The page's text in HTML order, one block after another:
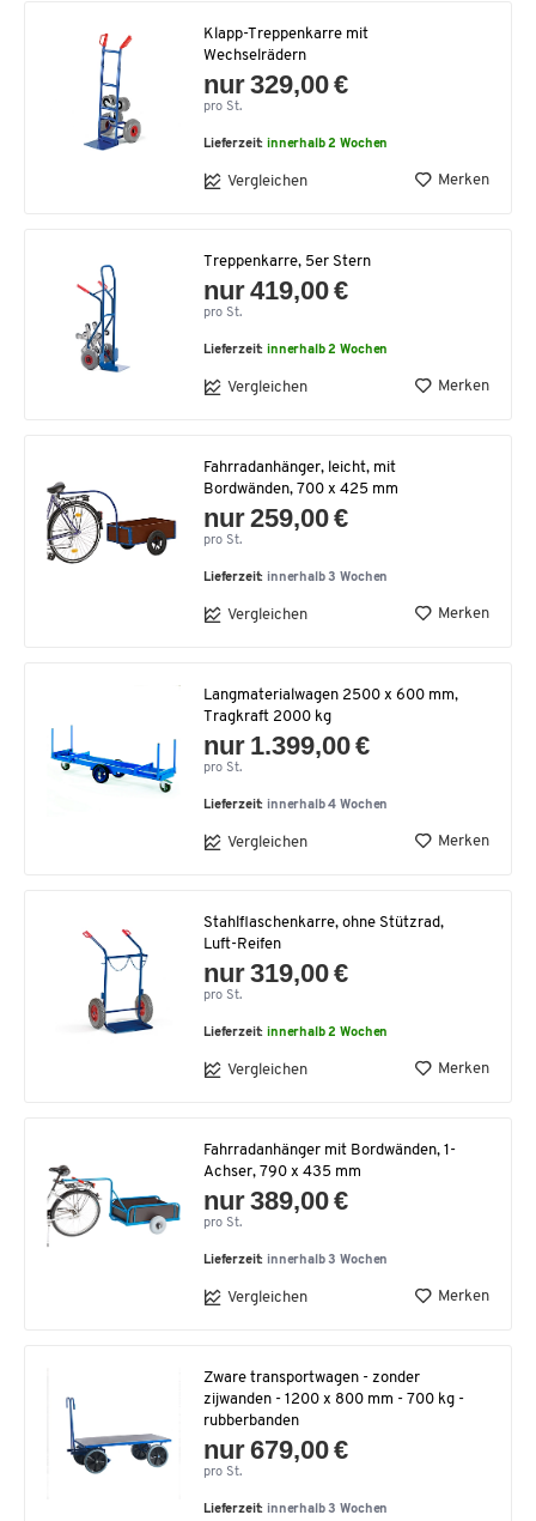
Klapp-Treppenkarre mit
Wechselrädern
nur 329,00 €
pro St.
Lieferzeit:innerhalb 2 Wochen
Vergleichen Merken
Treppenkarre, 5er Stern
nur 419,00 €
pro St.
Lieferzeit:innerhalb 2 Wochen
Vergleichen Merken
Fahrradanhänger, leicht, mit
Bordwänden, 700 x 425 mm
nur 259,00 €
pro St.
Lieferzeit: innerhalb 3 Wochen
Vergleichen Merken
Langmaterialwagen 2500 x 600 mm,
Tragkraft 2000 kg
nur 1.399,00 €
pro St.
Lieferzeit: innerhalb 4 Wochen
Vergleichen Merken
Stahlflaschenkarre, ohne Stützrad,
Luft-Reifen
nur 319,00 €
pro St.
Lieferzeit:innerhalb 2 Wochen
Vergleichen Merken
Fahrradanhänger mit Bordwänden, 1-
Achser, 790 x 435 mm
nur 389,00 €
pro St.
Lieferzeit: innerhalb 3 Wochen
Vergleichen Merken
Zware transportwagen - zonder
zijwanden - 1200 x 800 mm - 700 kg -
rubberbanden
nur 679,00 €
pro St.
Lieferzeit: innerhalb 3 Wochen